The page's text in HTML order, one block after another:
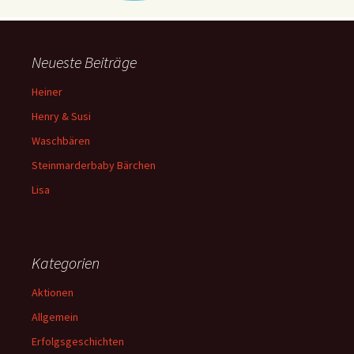
i
n
Neueste Beiträge
Heiner
Henry & Susi
Waschbären
Steinmarderbaby Bärchen
Lisa
Kategorien
Aktionen
Allgemein
Erfolgsgeschichten